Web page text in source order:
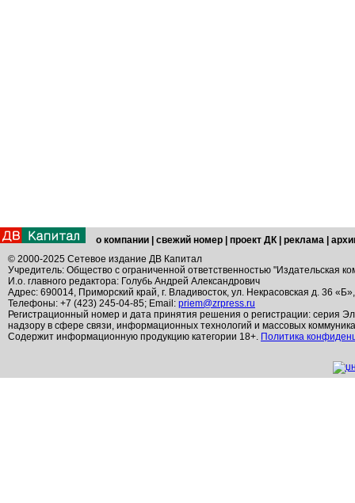
о компании свежий номер проект ДК реклама
© 2000-2025 Сетевое издание ДВ Капитал
Учредитель: Общество с ограниченной ответственностью "Издательская
И.о. главного редактора: Голубь Андрей Александрович
Адрес: 690014, Приморский край, г. Владивосток, ул. Некрасовская д. 36
Телефоны: +7 (423) 245-04-85; Email: priem@zrpress.ru
Регистрационный номер и дата принятия решения о регистрации: серия
надзору в сфере связи, информационных технологий и массовых
Содержит информационную продукцию категории 18+. Политика